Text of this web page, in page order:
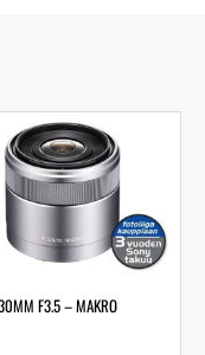
F3.5 – MAKRO